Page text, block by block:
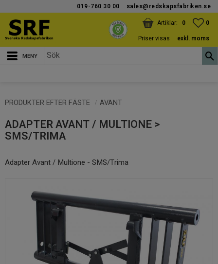
Meny
019-760 30 00 sales@redskapsfabriken.se
0
KUNDVAGN
ANTAL PRODUKTER:
0
Priser visas
exkl. moms
PRODUKTER EFTER FÄSTE AVANT
ADAPTER AVANT / MULTIONE >
SMS/TRIMA
Adapter Avant / Multione - SMS/Trima